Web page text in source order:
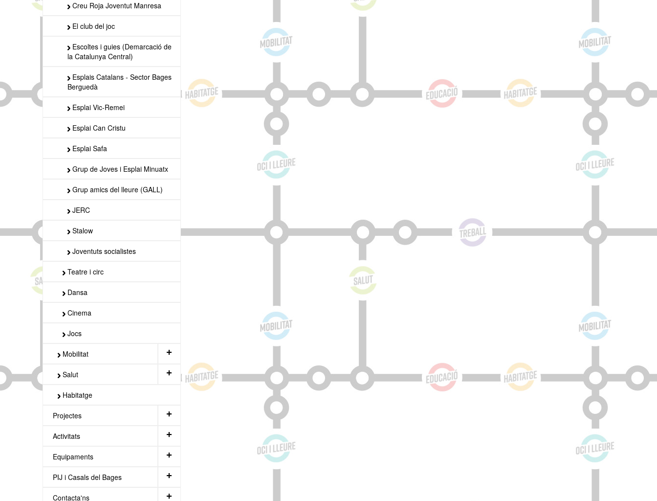
Creu Roja Joventut Manresa
El club del joc
Escoltes i guies (Demarcació de
la Catalunya Central)
Esplais Catalans - Sector Bages
Berguedà
Esplai Vic-Remei
Esplai Can Cristu
Esplai Safa
Grup de Joves i Esplai Minuatx
Grup amics del lleure (GALL)
JERC
Stalow
Joventuts socialistes
Teatre i circ
Dansa
Cinema
Jocs
Mobilitat +
Salut +
Habitatge
Projectes +
Activitats +
Equipaments +
PIJ i Casals del Bages +
Contacta'ns +